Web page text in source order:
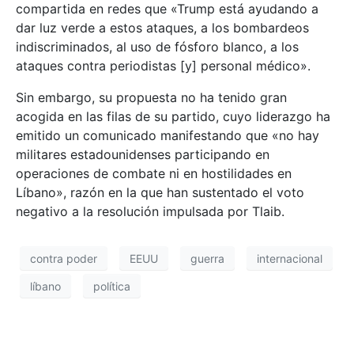
compartida en redes que «Trump está ayudando a
dar luz verde a estos ataques, a los bombardeos
indiscriminados, al uso de fósforo blanco, a los
ataques contra periodistas [y] personal médico».
Sin embargo, su propuesta no ha tenido gran
acogida en las filas de su partido, cuyo liderazgo ha
emitido un comunicado manifestando que «no hay
militares estadounidenses participando en
operaciones de combate ni en hostilidades en
Líbano», razón en la que han sustentado el voto
negativo a la resolución impulsada por Tlaib.
contra poder EEUU guerra internacional
líbano política